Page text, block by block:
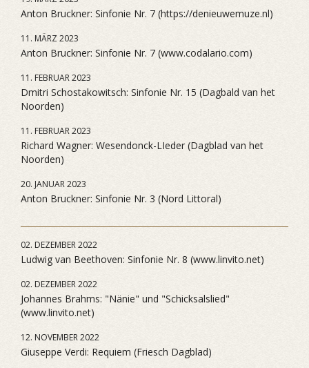
Anton Bruckner: Sinfonie Nr. 7 (https://denieuwemuze.nl)
11. MÄRZ 2023
Anton Bruckner: Sinfonie Nr. 7 (www.codalario.com)
11. FEBRUAR 2023
Dmitri Schostakowitsch: Sinfonie Nr. 15 (Dagbald van het
Noorden)
11. FEBRUAR 2023
Richard Wagner: Wesendonck-LIeder (Dagblad van het
Noorden)
20. JANUAR 2023
Anton Bruckner: Sinfonie Nr. 3 (Nord Littoral)
02. DEZEMBER 2022
Ludwig van Beethoven: Sinfonie Nr. 8 (www.linvito.net)
02. DEZEMBER 2022
Johannes Brahms: "Nänie" und "Schicksalslied"
(www.linvito.net)
12. NOVEMBER 2022
Giuseppe Verdi: Requiem (Friesch Dagblad)